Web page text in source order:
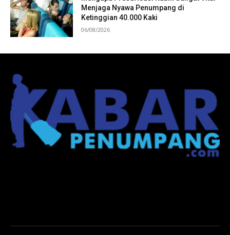
Menjaga Nyawa Penumpang di
Ketinggian 40.000 Kaki
06/08/2026